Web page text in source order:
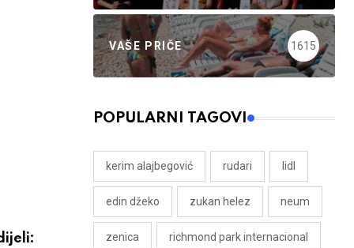
VAŠE PRIČE 1615
POPULARNI TAGOVI
kerim alajbegović rudari lidl
edin džeko zukan helez neum
zenica richmond park internacional